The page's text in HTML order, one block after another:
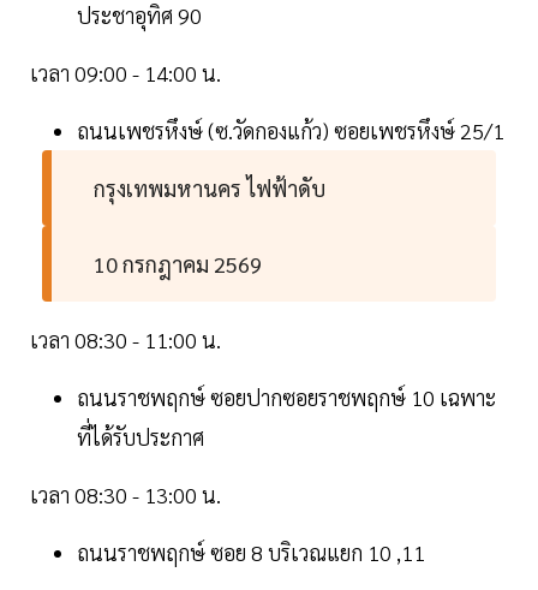
ประชาอุทิศ 90
เวลา 09:00 - 14:00 น.
ถนนเพชรหึงษ์ (ซ.วัดกองแก้ว) ซอยเพชรหึงษ์ 25/1
กรุงเทพมหานคร ไฟฟ้าดับ
10 กรกฎาคม 2569
เวลา 08:30 - 11:00 น.
ถนนราชพฤกษ์ ซอยปากซอยราชพฤกษ์ 10 เฉพาะ
ที่ได้รับประกาศ
เวลา 08:30 - 13:00 น.
ถนนราชพฤกษ์ ซอย 8 บริเวณแยก 10 ,11